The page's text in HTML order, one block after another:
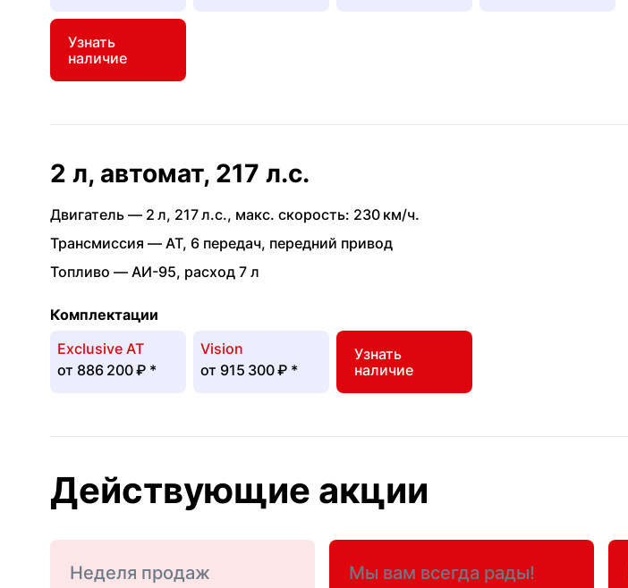
Узнать
наличие
2 л, автомат, 217 л.с.
Двигатель — 2 л, 217 л.с., макс. скорость: 230 км/ч.
Трансмиссия — AT, 6 передач, передний привод
Топливо — АИ-95, расход 7 л
Комплектации
Exclusive AT
от 886 200 ₽ *
Vision
от 915 300 ₽ *
Узнать
наличие
Действующие акции
Неделя продаж Мы вам всегда рады!